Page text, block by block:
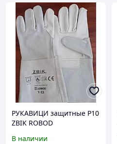
РУКАВИЦИ защитные Р10
ZBIK ROBOD
В наличии